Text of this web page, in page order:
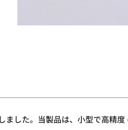
ました。当製品は、小型で高精